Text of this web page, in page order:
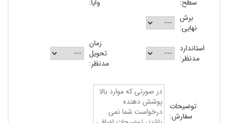
سطح:
وایا:
برش
نهایی:
استاندارد
مدنظر:
زمان
تحویل
مدنظر:
توضیحات
سفارش: